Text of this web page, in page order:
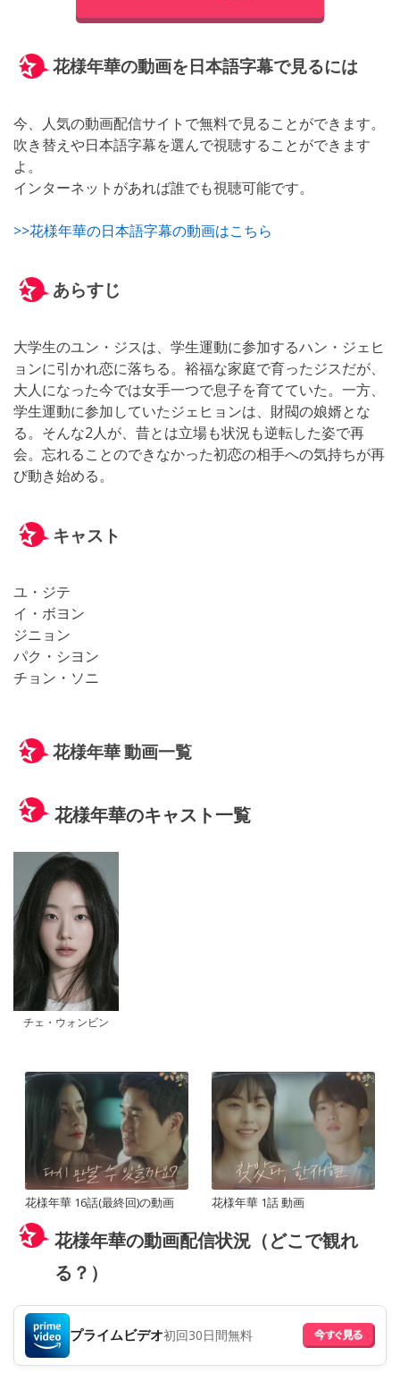
花様年華の動画を日本語字幕で見るには
今、人気の動画配信サイトで無料で見ることができます。
吹き替えや日本語字幕を選んで視聴することができます
よ。
インターネットがあれば誰でも視聴可能です。
>>花様年華の日本語字幕の動画はこちら
あらすじ
大学生のユン・ジスは、学生運動に参加するハン・ジェヒ
ョンに引かれ恋に落ちる。裕福な家庭で育ったジスだが、
大人になった今では女手一つで息子を育てていた。一方、
学生運動に参加していたジェヒョンは、財閥の娘婿とな
る。そんな2人が、昔とは立場も状況も逆転した姿で再
会。忘れることのできなかった初恋の相手への気持ちが再
び動き始める。
キャスト
ユ・ジテ
イ・ボヨン
ジニョン
パク・シヨン
チョン・ソニ
花様年華 動画一覧
花様年華のキャスト一覧
チェ・ウォンビン
花様年華 16話(最終回)の動画 花様年華 1話 動画
花様年華の動画配信状況（どこで観れ
る？）
プライムビデオ初回30日間無料